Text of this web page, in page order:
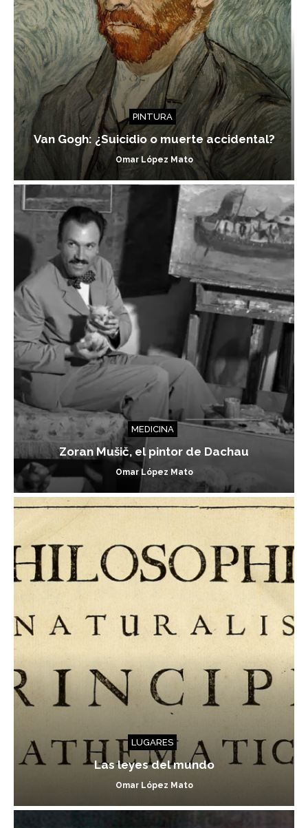
PINTURA
Van Gogh: ¿Suicidio o muerte accidental?
Omar López Mato
MEDICINA
Zoran Mušič, el pintor de Dachau
Omar López Mato
LUGARES
Las leyes del mundo
Omar López Mato